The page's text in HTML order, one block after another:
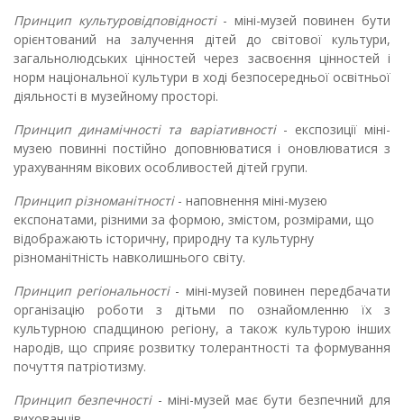
Принцип культуровідповідності- міні-музей повинен бути
орієнтований на залучення дітей до світової культури,
загальнолюдських цінностей через засвоєння цінностей і
норм національної культури в ході безпосередньої освітньої
діяльності в музейному просторі.
Принцип динамічності та варіативності- експозиції міні-
музею повинні постійно доповнюватися і оновлюватися з
урахуванням вікових особливостей дітей групи.
Принцип різноманітності- наповнення міні-музею
експонатами, різними за формою, змістом, розмірами, що
відображають історичну, природну та культурну
різноманітність навколишнього світу.
Принцип регіональності- міні-музей повинен передбачати
організацію роботи з дітьми по ознайомленню їх з
культурною спадщиною регіону, а також культурою інших
народів, що сприяє розвитку толерантності та формування
почуття патріотизму.
Принцип безпечності- міні-музей має бути безпечний для